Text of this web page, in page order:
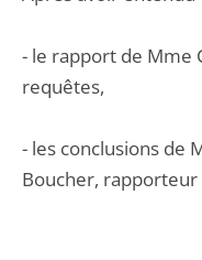
- le rapport de Mme
requêtes,
- les conclusions de
Boucher, rapporteur